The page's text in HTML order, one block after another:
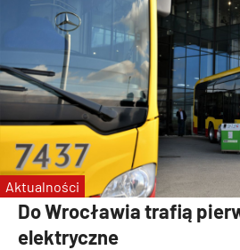
Do Wrocławia trafią
elektryczne
Aktualności